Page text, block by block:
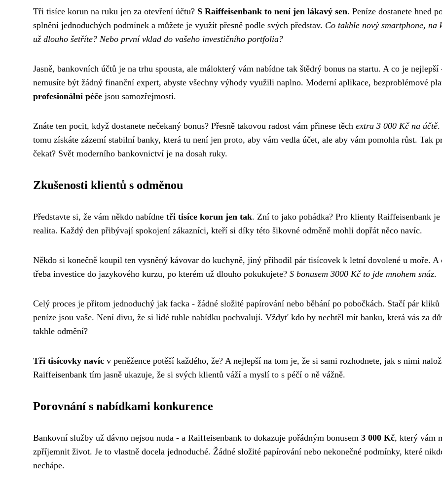
Tři tisíce korun na ruku jen za otevření účtu? S Raiffeisenbank to není jen lákavý sen. Peníze dostanete hned
splnění jednoduchých podmínek a můžete je využít přesně podle svých představ. Co takhle nový smartphone, na
už dlouho šetříte? Nebo první vklad do vašeho investičního portfolia?
Jasně, bankovních účtů je na trhu spousta, ale málokterý vám nabídne tak štědrý bonus na startu. A co je nejlepší
nemusíte být žádný finanční expert, abyste všechny výhody využili naplno. Moderní aplikace, bezproblémové
profesionální péče jsou samozřejmostí.
Znáte ten pocit, když dostanete nečekaný bonus? Přesně takovou radost vám přinese těch extra 3 000 Kč na účtě.
tomu získáte zázemí stabilní banky, která tu není jen proto, aby vám vedla účet, ale aby vám pomohla růst. Tak
čekat? Svět moderního bankovnictví je na dosah ruky.
Zkušenosti klientů s odměnou
Představte si, že vám někdo nabídne tři tisíce korun jen tak. Zní to jako pohádka? Pro klienty Raiffeisenbank je
realita. Každý den přibývají spokojení zákazníci, kteří si díky této šikovné odměně mohli dopřát něco navíc.
Někdo si konečně koupil ten vysněný kávovar do kuchyně, jiný přihodil pár tisícovek k letní dovolené u moře. A
třeba investice do jazykového kurzu, po kterém už dlouho pokukujete? S bonusem 3000 Kč to jde mnohem snáz.
Celý proces je přitom jednoduchý jak facka - žádné složité papírování nebo běhání po pobočkách. Stačí pár kliků
peníze jsou vaše. Není divu, že si lidé tuhle nabídku pochvalují. Vždyť kdo by nechtěl mít banku, která vás za
takhle odmění?
Tři tisícovky navíc v peněžence potěší každého, že? A nejlepší na tom je, že si sami rozhodnete, jak s nimi
Raiffeisenbank tím jasně ukazuje, že si svých klientů váží a myslí to s péčí o ně vážně.
Porovnání s nabídkami konkurence
Bankovní služby už dávno nejsou nuda - a Raiffeisenbank to dokazuje pořádným bonusem 3 000 Kč, který vám
zpříjemnit život. Je to vlastně docela jednoduché. Žádné složité papírování nebo nekonečné podmínky, které
nechápe.